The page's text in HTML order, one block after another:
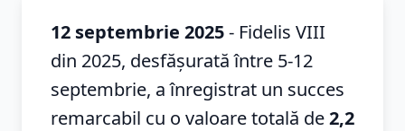
12 septembrie 2025- Fidelis VIII
din 2025, desfășurată între 5-12
septembrie, a înregistrat un succes
remarcabil cu o valoare totală de2,2